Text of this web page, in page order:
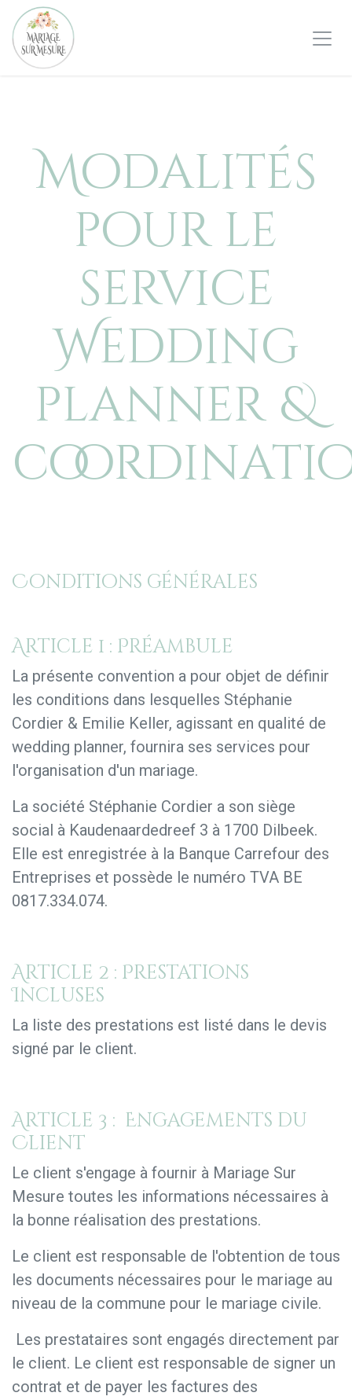
Se rendre au contenu
Modalités
pour le
service
Wedding
planner &
Conditions générales
Article 1 : Préambule
La présente convention a pour objet de définir
les conditions dans lesquelles Stéphanie
Cordier & Emilie Keller, agissant en qualité de
wedding planner, fournira ses services pour
l'organisation d'un mariage.
La société Stéphanie Cordier a son siège
social à Kaudenaardedreef 3 à 1700 Dilbeek.
Elle est enregistrée à la Banque Carrefour des
Entreprises et possède le numéro TVA BE
0817.334.074.
Article 2 : Prestations
Incluses
La liste des prestations est listé dans le devis
signé par le client.
Article 3 : Engagements du
Client
Le client s'engage à fournir à Mariage Sur
Mesure toutes les informations nécessaires à
la bonne réalisation des prestations.
Le client est responsable de l'obtention de tous
les documents nécessaires pour le mariage au
niveau de la commune pour le mariage civile.
Les prestataires sont engagés directement par
le client. Le client est responsable de signer un
contrat et de payer les factures des